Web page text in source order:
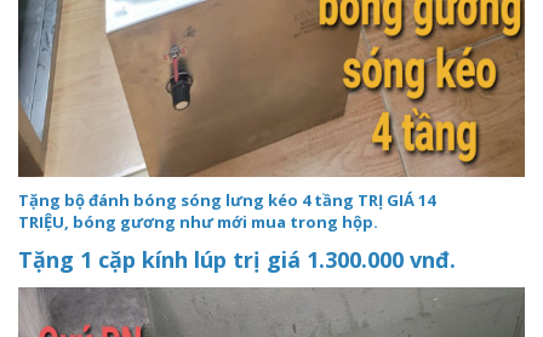
Tặng bộ đánh bóng sóng lưng kéo 4 tầng TRỊ GIÁ 14
TRIỆU, bóng gương như mới mua trong hộp.
Tặng 1 cặp kính lúp trị giá 1.300.000 vnđ.